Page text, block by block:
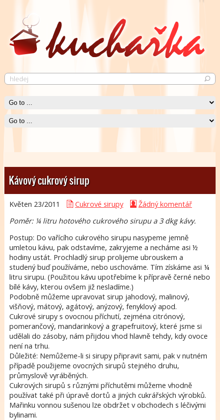
Pečené kuře
Krásně křupavé pečené kuře neurazí snád žádného jedlíka.
Kávový cukrový sirup
Květen 23/2011 Cukrové sirupy
Žádný komentář
Poměr: ¼ litru hotového cukrového sirupu a 3 dkg kávy.
Postup: Do vařícího cukrového sirupu nasypeme jemně
umletou kávu, pak odstavíme, zakryjeme a necháme asi ½
hodiny ustát. Prochladlý sirup prolijeme ubrouskem a
studený buď používáme, nebo uschováme. Tím získáme asi ¼
litru sirupu. (Použitou kávu upotřebíme k přípravě černé nebo
bílé kávy, kterou ovšem již nesladíme.)
Podobně můžeme upravovat sirup jahodový, malinový,
višňový, mátový, agátový, anýzový, fenyklový apod.
Cukrové sirupy s ovocnou příchutí, zejména citrónový,
pomerančový, mandarinkový a grapefruitový, které jsme si
udělali do zásoby, nám přijdou vhod hlavně tehdy, kdy ovoce
není na trhu.
Důležité: Nemůžeme-li si sirupy připravit sami, pak v nutném
případě použijeme ovocných sirupů stejného druhu,
průmyslově vyráběných.
Cukrových sirupů s různými příchutěmi můžeme vhodně
používat také při úpravě dortů a jiných cukrářských výrobků.
Mařinku vonnou sušenou lze obdržet v obchodech s léčivými
bylinami.